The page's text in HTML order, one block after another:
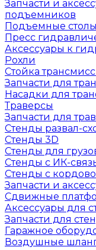
Запчасти и
подъемников
Подъемные столы
Пресс
Аксессуары к
Рохли
Стойка
Запчасти для
Насадки для
Траверсы
Запчасти для
Стенды развал-
Стенды 3D
Стенды для
Стенды с ИК-
Стенды с
Запчасти и
Сдвижные
Аксессуары для
Запчасти для
Гаражное
Воздушные